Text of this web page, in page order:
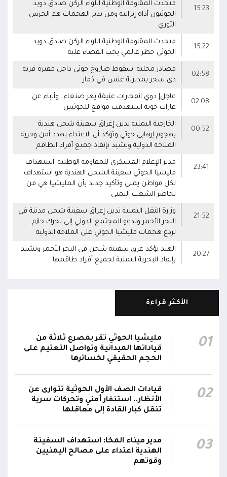
15:23
متحدث المقاومة الوطنية اللواء الركن صادق دويد:
الحوثيون أداة إيرانية ومن يدير الهجمات هم الحرس
الثوري
15:22
متحدث المقاومة الوطنية اللواء الركن صادق دويد:
الحوثي خطر عالمي يجب القضاء عليه
02:58
مصادر محلية: سقوط صاروخ حوثي داخل مقبرة قرية
ذي سحر بمديرية عنس في ذمار
02:08
عاجل| دوي انفجارات عنيفة يهز صنعاء.. وأنباء عن
غارات جوية استهدفت مواقع للحوثيين
00:52
الخارجية اليمنية تدين إغراق سفينة شحن هندية
بهجوم إرهابي حوثي وتؤكد أن الاعتداء يهدد أمن وحرية
الملاحة الدولية وتشيد بإنقاذ جميع أفراد الطاقم
23:41
مدير الإعلام العسكري للمقاومة الوطنية: استهداف
مليشيا الحوثي سفينة الشحن الهندية هو استهداف
لكل مواطن يمني وتأكيد جديد بأن المليشيا هي من
تحاصر الشعب اليمني
21:52
وزارة النقل اليمنية تدين إغراق سفينة شحن مدنية في
البحر الأحمر وتدعو المجتمع الدولي إلى تحرك حازم
لردع هجمات مليشيا الحوثي على الملاحة الدولية
20:27
الهند تؤكد غرق سفينة شحن في البحر الأحمر وتشيد
بإنقاذ البحرية اليمنية لجميع أفراد طاقمها
الأكثر قراءة
01
مليشيا الحوثي تقر بمصرع ثلاثة من
قياداتها الميدانية وتواصل التعتيم على
الحجم الحقيقي لخسائرها
02
قيادات الصف الأول الحوثية تتوارى عن
الأنظار.. استنفار أمني وتحركات سرية
تنقل كبار القادة إلى معاقلها
03
مدير ميناء المخا: استهداف السفينة
الهندية اعتداء على مصالح اليمنيين
وقوتهم